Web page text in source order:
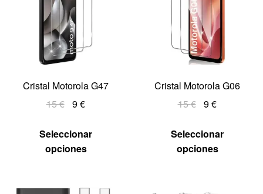
Cristal Motorola G47
15€ 9€
Seleccionar
opciones
Cristal Motorola G06
15€ 9€
Seleccionar
opciones